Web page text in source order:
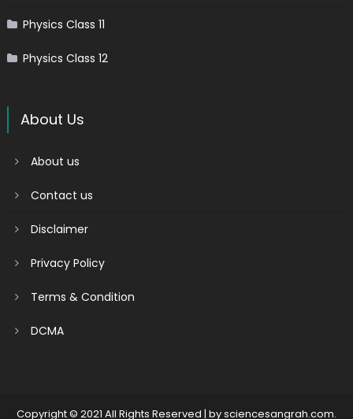
Physics Class 11
Physics Class 12
About Us
About us
Contact us
Disclaimer
Privacy Policy
Terms & Condition
DCMA
Copyright © 2021 All Rights Reserved | bysciencesangrah.com.